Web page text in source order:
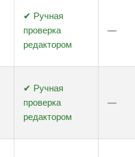
✔ Ручная
проверка
редактором
—
✔ Ручная
проверка
редактором
—